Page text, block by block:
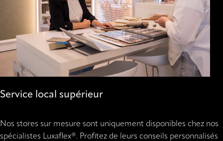
Service local supérieur
Nos stores sur mesure sont uniquement disponibles chez nos
spécialistes Luxaflex®. Profitez de leurs conseils personnalisés